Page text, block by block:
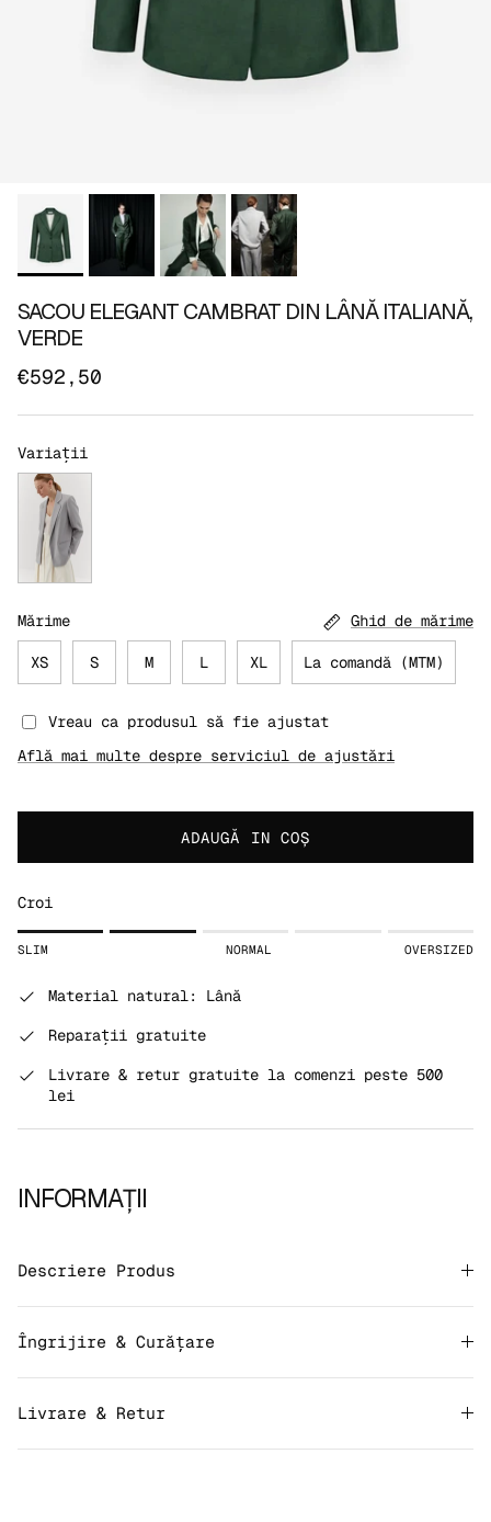
SACOU ELEGANT CAMBRAT DIN LÂNĂ ITALIANĂ,
VERDE
€592,50
Variații
Mărime
Ghid de mărime
XS S M L XL La comandă (MTM)
Vreau ca produsul să fie ajustat
Află mai multe despre serviciul de ajustări
ADAUGĂ IN COŞ
Croi
Rating of 1 means SLIM.
Rating of 5 means OVERSIZED.
SLIM NORMAL OVERSIZED
Material natural: Lână
Reparații gratuite
Livrare & retur gratuite la comenzi peste 500
lei
INFORMAȚII
Descriere Produs
Îngrijire & Curățare
Livrare & Retur